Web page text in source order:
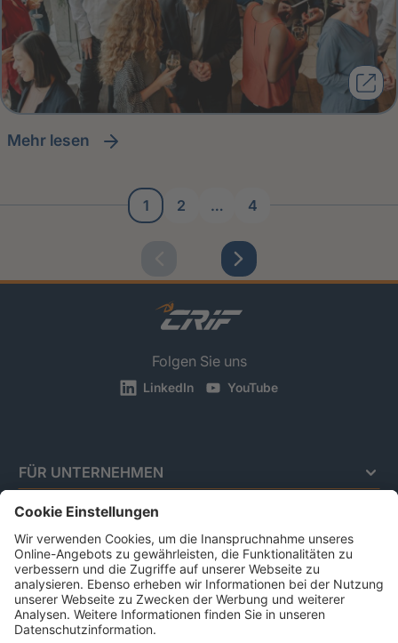
Mehr lesen
1 2 … 4
Folgen Sie uns
LinkedIn YouTube
FÜR UNTERNEHMEN
BRANCHEN
FÜR PRIVATPERSONEN
Impressum